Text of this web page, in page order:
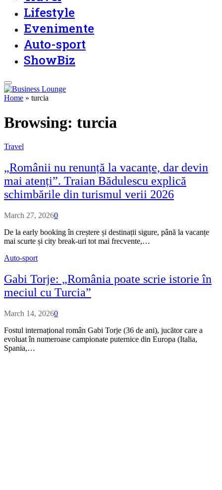
Lifestyle
Evenimente
Auto-sport
ShowBiz
Home » turcia
Browsing: turcia
Travel
„Românii nu renunță la vacanțe, dar devin
mai atenți”. Traian Bădulescu explică
schimbările din turismul verii 2026
March 27, 20260
De la early booking în creștere și destinații sigure, până la vacanțe
mai scurte și city break-uri tot mai frecvente,…
Auto-sport
Gabi Torje: „România poate scrie istorie în
meciul cu Turcia”
March 14, 20260
Fostul internațional român Gabi Torje (36 de ani), jucător care a
evoluat în numeroase campionate puternice din Europa (Italia,
Spania,…